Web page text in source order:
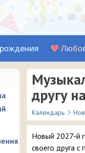
другу
Календарь
Новый 2027-й
своего друга